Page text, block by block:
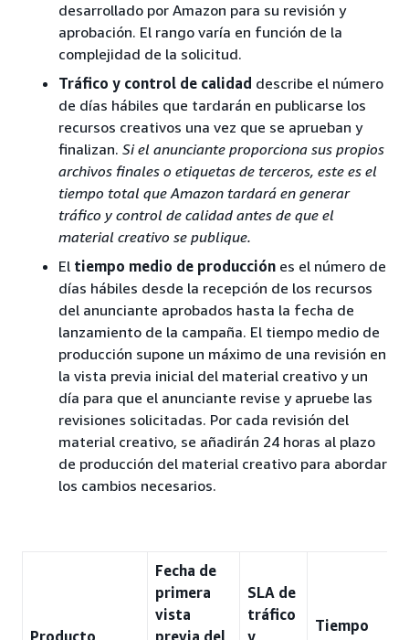
desarrollado por Amazon para su revisión y
aprobación. El rango varía en función de la
complejidad de la solicitud.
Tráfico y control de calidad describe el número
de días hábiles que tardarán en publicarse los
recursos creativos una vez que se aprueban y
finalizan. Si el anunciante proporciona sus propios
archivos finales o etiquetas de terceros, este es el
tiempo total que Amazon tardará en generar
tráfico y control de calidad antes de que el
material creativo se publique.
El tiempo medio de producción es el número de
días hábiles desde la recepción de los recursos
del anunciante aprobados hasta la fecha de
lanzamiento de la campaña. El tiempo medio de
producción supone un máximo de una revisión en
la vista previa inicial del material creativo y un
día para que el anunciante revise y apruebe las
revisiones solicitadas. Por cada revisión del
material creativo, se añadirán 24 horas al plazo
de producción del material creativo para abordar
los cambios necesarios.
Producto
Fecha de
primera
vista
previa del
SLA de
tráfico
y
Tiempo